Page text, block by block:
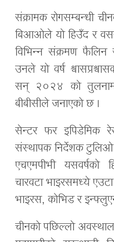
संक्रामक रोगसम्बन्धी
बिआओले यो हिउँद र
विभिन्न संक्रमण
उनले यो वर्ष
सन् २०२४ को
बीबीसीले जनाएको छ ।
सेन्टर फर इपिडेमिक
संस्थापक निर्देशक
एचएमपीभी यसवर्षको
चारवटा भाइरसमध्ये
भाइरस, कोभिड र
चीनको पछिल्लो